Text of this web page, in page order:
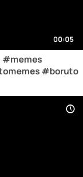
00:05
#memes
#boruto